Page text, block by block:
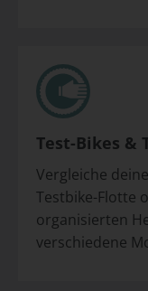
Test-Bikes &
Vergleiche
Testbike-Flotte
organisierten
verschiedene